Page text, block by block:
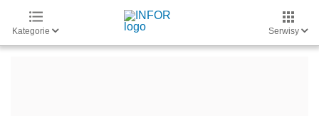
Kategorie Serwisy